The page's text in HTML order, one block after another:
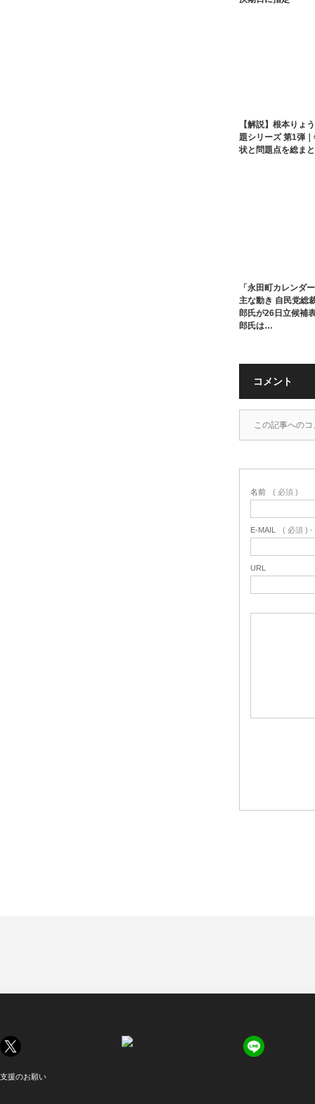
【解説】根本りょ
題シリーズ 第1弾
状と問題点を総ま
「永田町カレンダ
主な動き 自民党総
郎氏が26日立候補
郎氏は…
コメント
この記事への
名前 ( 必須 )
E-MAIL ( 必須 ) -
URL
支援のお願い